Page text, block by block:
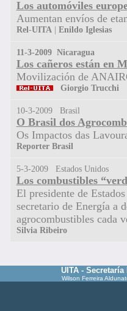
Los automóviles
Aumentan envíos de
Rel-UITA| Enildo Iglesias
11-3-2009 Nicaragua
Los cañeros están en
Movilización de
Giorgio Trucchi
10-3-2009 Brasil
O Brasil dos
Os Impactos das
Reporter Brasil
5-3-2009 Estados Unidos
Los combustibles
El presidente de
secretario de Energía a
agrocombustibles cada
Silvia Ribeiro
UITA -
Wilson Ferreira